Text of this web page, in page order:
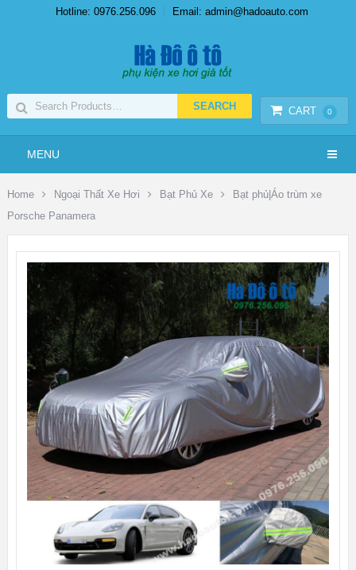
Hotline: 0976.256.096 Email: admin@hadoauto.com
CART 0
MENU
Home Ngoại Thất Xe Hơi Bạt Phủ Xe
Bạt phủ|Áo trùm xe
Porsche Panamera